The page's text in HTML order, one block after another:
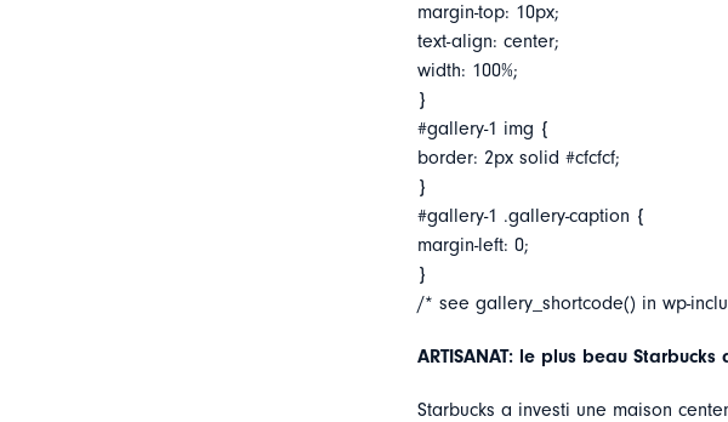
margin-top: 10px;
text-align: center;
width: 100%;
}
#gallery-1 img {
border: 2px solid #cfcfcf;
}
#gallery-1 .gallery-caption {
margin-left: 0;
}
/* see gallery_shortcode() in wp-
ARTISANAT: le plus beau Starbucks
Starbucks a investi une maison